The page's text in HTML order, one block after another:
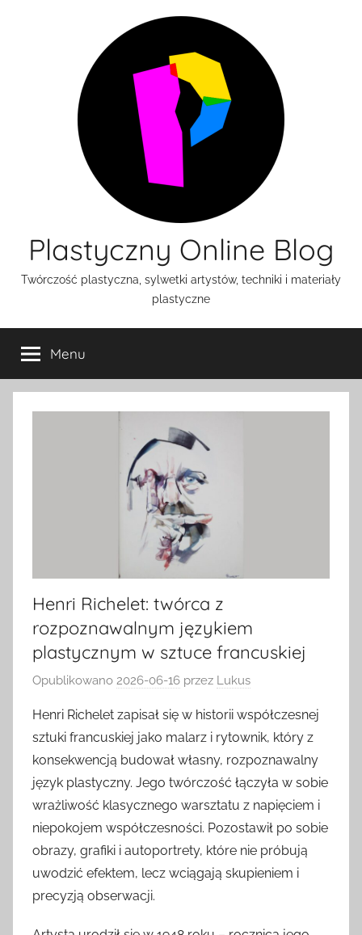
Plastyczny Online Blog
Twórczość plastyczna, sylwetki artystów, techniki i materiały
plastyczne
Menu
Henri Richelet: twórca z
rozpoznawalnym językiem
plastycznym w sztuce francuskiej
Opublikowano 2026-06-16 przez Lukus
Henri Richelet zapisał się w historii współczesnej
sztuki francuskiej jako malarz i rytownik, który z
konsekwencją budował własny, rozpoznawalny
język plastyczny. Jego twórczość łączyła w sobie
wrażliwość klasycznego warsztatu z napięciem i
niepokojem współczesności. Pozostawił po sobie
obrazy, grafiki i autoportrety, które nie próbują
uwodzić efektem, lecz wciągają skupieniem i
precyzją obserwacji.